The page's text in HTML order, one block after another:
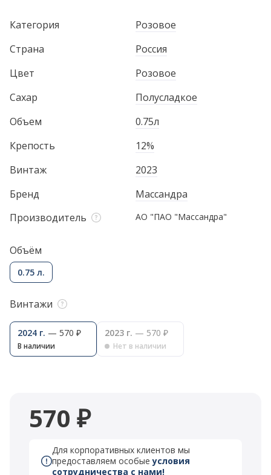
Категория
Розовое
Страна
Россия
Цвет
Розовое
Сахар
Полусладкое
Объем
0.75л
Крепость
12%
Винтаж
2023
Бренд
Массандра
Производитель
АО "ПАО "Массандра"
Объём
0.75 л.
Винтажи
2024 г. — 570 ₽
В наличии
2023 г. — 570 ₽
Нет в наличии
570 ₽
Для корпоративных клиентов мы
предоставляем особыеусловия
сотрудничества с нами!